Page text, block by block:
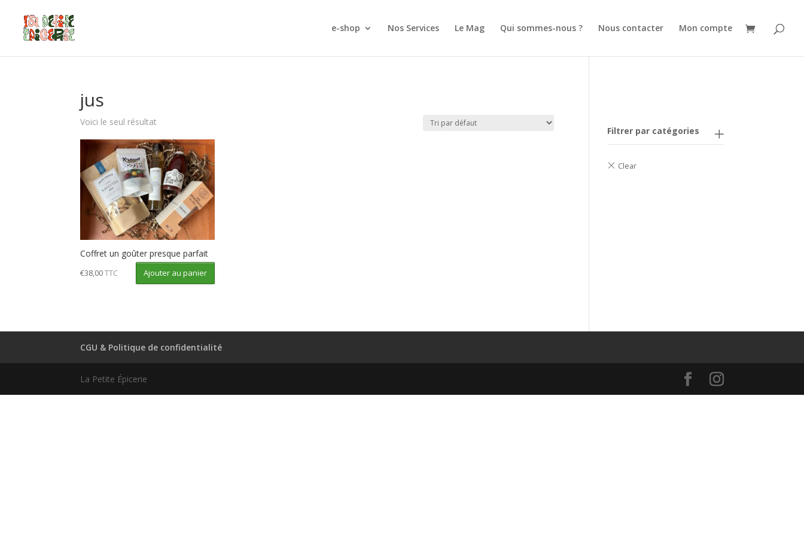
e-shop Nos Services Le Mag Qui sommes-nous ? Nous contacter Mon compte
jus
Voici le seul résultat
Coffret un goûter presque parfait
€38,00 TTC Ajouter au panier
Filtrer par catégories
CGU & Politique de confidentialité
La Petite Épicerie